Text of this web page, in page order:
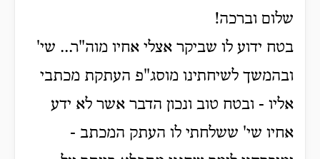
שלום וברכה!
בטח ידוע לו שביקר אצלי אחיו מוה"ר... שי'
ובהמשך לשיחתינו מוסג"פ העתקת מכתבי
אליו - ובטח טוב ונכון הדבר אשר לא ידע
אחיו שי' ששלחתי לו העתק המכתב -